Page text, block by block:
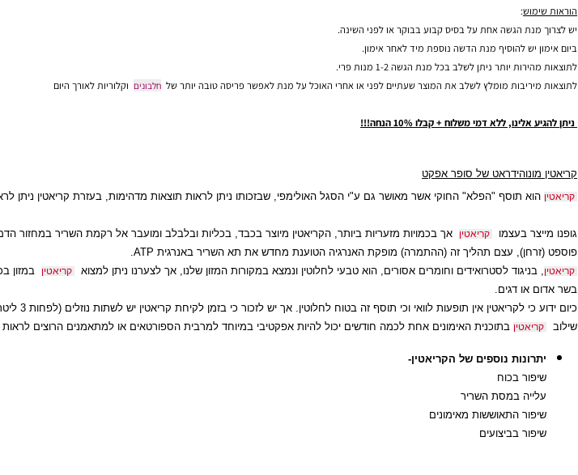
הפחמימות המורכבות שבמוצר ובזכות תוספת החלבונים המהירים והאיטיים, מקבל המוצר שימוש רב תכליתי שבעזרתו ניתן לנצל את חלון
מרביים של בניית שריר והתאוששות
חומצת האמינו גלוטמין , חלבון אלבומין ביצה. תכונות אלה הופכות את סופר אפקט גיינר למוצר חסכוני יותר וכדאי יותר.
במסה סופר אפקמיוצרת תחת תנאי מעבדה קפדניים ועומדת בכל דרישות משרד הבריאות, עם כל הרישיונות והאנליזות המחייבות.
הרבנות ראש העיין
הגשה אחת על בסיס קבוע בבוקר או לפני השינה.
יותר ניתן לשלב בכל מנת הגשה 1-2 מנות פרי.
מומלץ לשלב את המוצר שעתיים לפני או אחרי האוכל על מנת לאפשר פריסה טובה יותר של וקלוריות לאורך היום
ללא דמי משלוח + קבלו 10% הנחה!!!
תוסף "הפלא" החוקי אשר מאושר גם ע"י הסגל האולימפי, שבזכותו ניתן לראות תוצאות מדהימות, בעזרת קריאטין ניתן
עצם תהליך זה (ההתמרה) מופקת האנרגיה הטוענת מחדש
לסטרואידים וחומרים אסורים, הוא טבעי לחלוטין ונמצא במקורות המזון שלנו, אך לצערנו ניתן למצוא
דגים.
אין תופעות לוואי וכי תוסף זה בטוח לחלוטין. אך יש לזכור כי בזמן לקיחת קריאטין יש לשתות נוזלים (לפחות 3 ליטר ליום) על מנת ולמנוע התייבשות.
בתוכנית האימונים אחת לכמה חודשים יכול להיות אפקטיבי במיוחד למרבית הספורטאים או למתאמנים הרוצים לראות